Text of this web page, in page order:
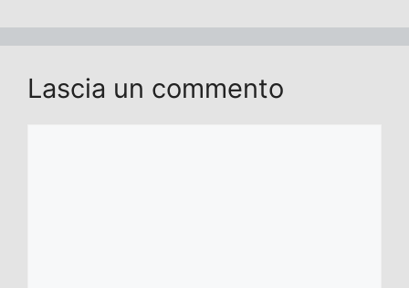
Lascia un commento